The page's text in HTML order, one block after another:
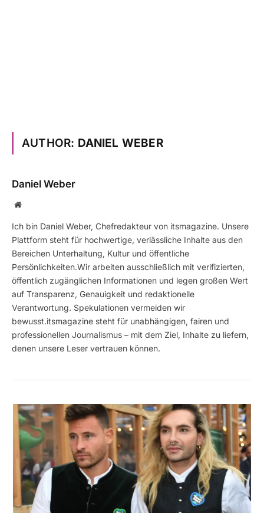
AUTHOR: DANIEL WEBER
Daniel Weber
Website
Ich bin Daniel Weber, Chefredakteur von itsmagazine. Unsere
Plattform steht für hochwertige, verlässliche Inhalte aus den
Bereichen Unterhaltung, Kultur und öffentliche
Persönlichkeiten.Wir arbeiten ausschließlich mit verifizierten,
öffentlich zugänglichen Informationen und legen großen Wert
auf Transparenz, Genauigkeit und redaktionelle
Verantwortung. Spekulationen vermeiden wir
bewusst.itsmagazine steht für unabhängigen, fairen und
professionellen Journalismus – mit dem Ziel, Inhalte zu liefern,
denen unsere Leser vertrauen können.